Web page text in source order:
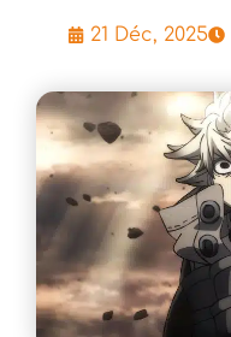
21 Déc, 2025